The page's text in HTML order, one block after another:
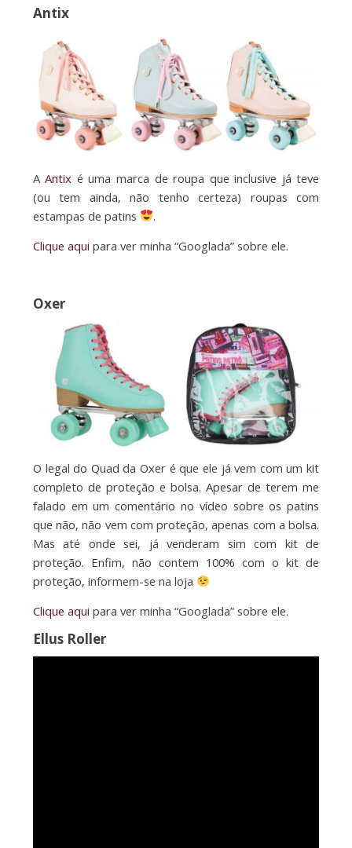
Antix
AAntix é uma marca de roupa que inclusive já teve
(ou tem ainda, não tenho certeza) roupas com
estampas de patins
.
Clique aqui para ver minha “Googlada” sobre ele.
Oxer
O legal do Quad da Oxer é que ele já vem com um kit
completo de proteção e bolsa. Apesar de terem me
falado em um comentário no vídeo sobre os patins
que não, não vem com proteção, apenas com a bolsa.
Mas até onde sei, já venderam sim com kit de
proteção. Enfim, não contem 100% com o kit de
proteção, informem-se na loja
Clique aqui para ver minha “Googlada” sobre ele.
Ellus Roller